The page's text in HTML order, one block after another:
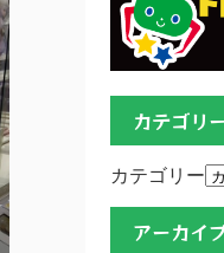
カテゴリ
カテゴリー
アーカイ